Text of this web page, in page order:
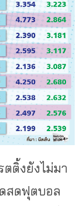
ตติ้งยังไม่มา
สดฟุตบอล